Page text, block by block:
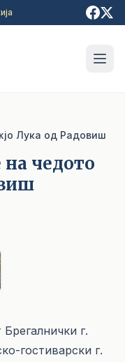
Лука од Радовиш
на чедото
г.
гостиварски г.